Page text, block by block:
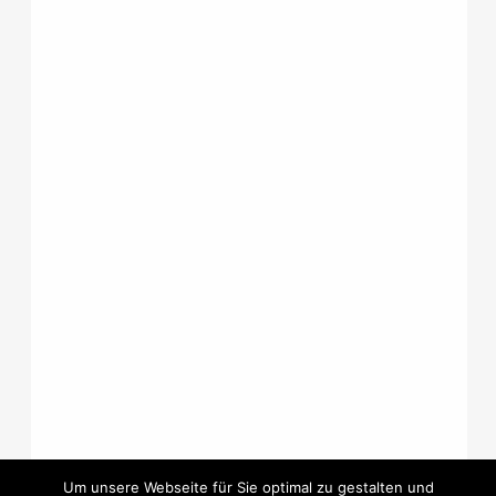
Um unsere Webseite für Sie optimal zu gestalten und